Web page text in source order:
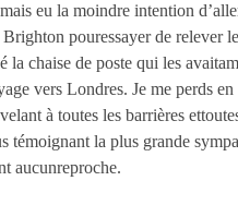
eu la moindre intention
pouressayer de relever
chaise de poste qui les
vers Londres. Je me perds en
à toutes les barrières
témoignant la plus grande
aucunreproche.